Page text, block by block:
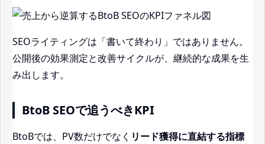
SEOライティングは「書いて終わり」ではありません。
公開後の効果測定と改善サイクルが、継続的な成果を生
み出します。
BtoB SEOで追うべきKPI
BtoBでは、PV数だけでなく リード獲得に直結する指標